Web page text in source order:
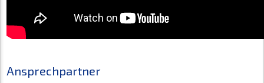
Ansprechpartner